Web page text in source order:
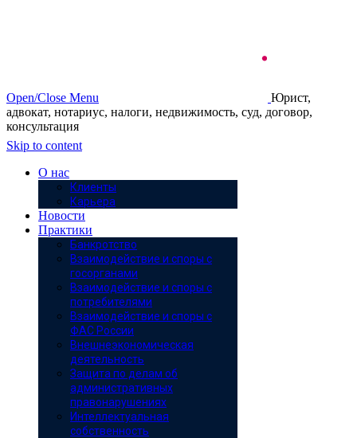
Open/Close Menu
Юрист,
адвокат, нотариус, налоги, недвижимость, суд, договор,
консультация
Skip to content
О нас
Клиенты
Карьера
Новости
Практики
Банкротство
Взаимодействие и споры с
госорганами
Взаимодействие и споры с
потребителями
Взаимодействие и споры с
ФАС России
Внешнеэкономическая
деятельность
Защита по делам об
административных
правонарушениях
Интеллектуальная
собственность